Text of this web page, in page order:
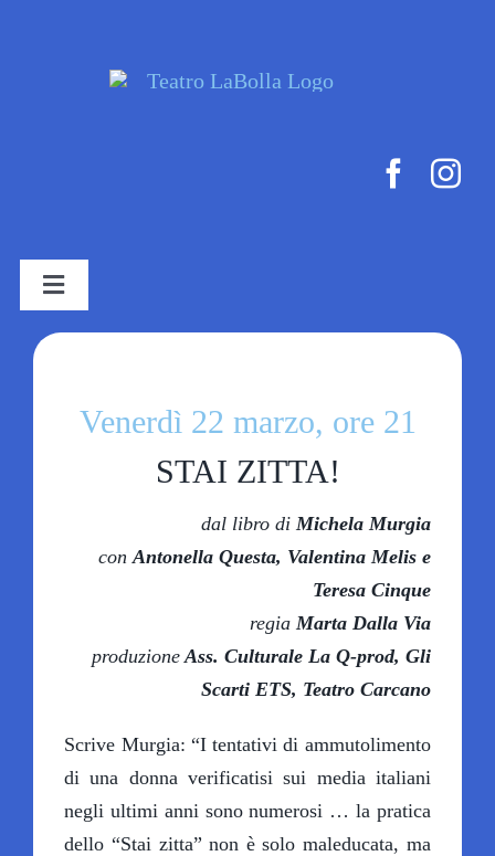
Toggle
Navigation
HOME
STAGIONE TEATRALE
SCUOLE A TEATRO
SOSTIENI LABOLLA
Venerdì 22 marzo, ore 21
STAI ZITTA!
dal libro di Michela Murgia
con Antonella Questa, Valentina Melis e
Teresa Cinque
regia Marta Dalla Via
produzioneAss. Culturale La Q-prod, Gli
Scarti ETS, Teatro Carcano
Scrive Murgia: “I tentativi di ammutolimento
di una donna verificatisi sui media italiani
negli ultimi anni sono numerosi … la pratica
dello “Stai zitta” non è solo maleducata, ma